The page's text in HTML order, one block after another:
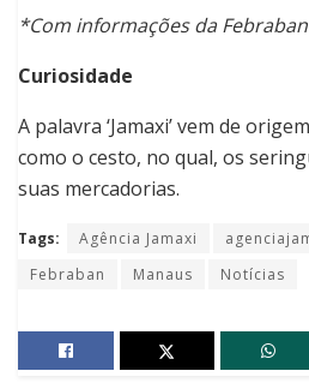
*Com informações da Febraban
Curiosidade
A palavra ‘Jamaxi’ vem de
como o cesto, no qual, os
suas mercadorias.
Tags: Agência Jamaxi
Febraban
Manaus Notícias